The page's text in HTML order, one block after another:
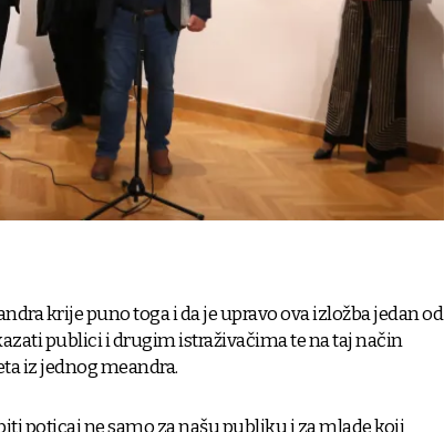
krije puno toga i da je upravo ova izložba jedan od
publici i drugim istraživačima te na taj način
iz jednog meandra.
poticaj ne samo za našu publiku i za mlade koji